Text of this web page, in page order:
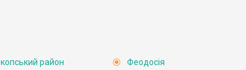
район
Феодосія